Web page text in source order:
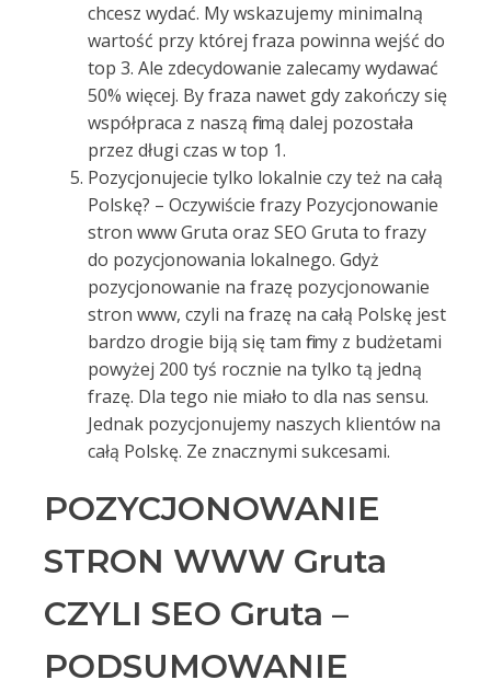
chcesz wydać. My wskazujemy minimalną
wartość przy której fraza powinna wejść do
top 3. Ale zdecydowanie zalecamy wydawać
50% więcej. By fraza nawet gdy zakończy się
współpraca z naszą firmą dalej pozostała
przez długi czas w top 1.
Pozycjonujecie tylko lokalnie czy też na całą
Polskę? – Oczywiście frazy Pozycjonowanie
stron www Gruta oraz SEO Gruta to frazy
do pozycjonowania lokalnego. Gdyż
pozycjonowanie na frazę pozycjonowanie
stron www, czyli na frazę na całą Polskę jest
bardzo drogie biją się tam firmy z budżetami
powyżej 200 tyś rocznie na tylko tą jedną
frazę. Dla tego nie miało to dla nas sensu.
Jednak pozycjonujemy naszych klientów na
całą Polskę. Ze znacznymi sukcesami.
POZYCJONOWANIE
STRON WWW Gruta
CZYLI SEO Gruta –
PODSUMOWANIE